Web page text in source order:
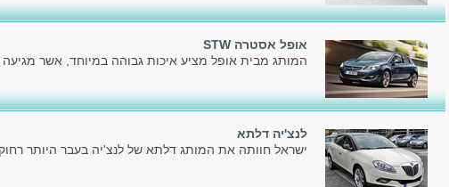
אופל אסטרה STW
המותג מבית אופל מציע איכות גבוהה במיוחד, אשר
לנצ'יה דלתא
ישראל חוותה את המותג דלתא של לנצ'יה בעבר היותר